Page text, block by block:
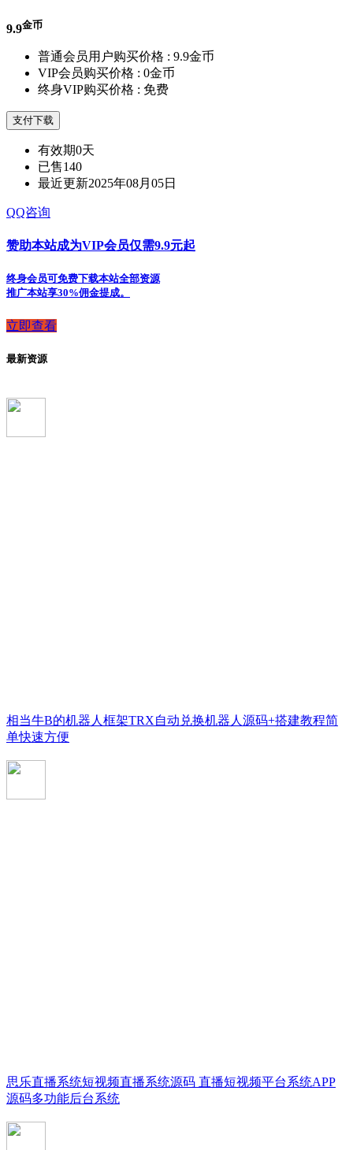
9.9金币
普通会员用户购买价格 : 9.9金币
VIP会员购买价格 : 0金币
终身VIP购买价格 : 免费
支付下载
有效期0天
已售140
最近更新2025年08月05日
QQ咨询
赞助本站成为VIP会员仅需9.9元起
终身会员可免费下载本站全部资源
推广本站享30%佣金提成。
立即查看
最新资源
相当牛B的机器人框架TRX自动兑换机器人源码+搭建教程简
单快速方便
思乐直播系统短视频直播系统源码 直播短视频平台系统APP
源码多功能后台系统